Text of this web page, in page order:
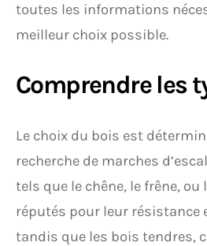
toutes les informations
meilleur choix possible.
Comprendre les
Le choix du bois est
recherche de marches
tels que le chêne, le frêne, ou
réputés pour leur résistance
tandis que les bois tendres,